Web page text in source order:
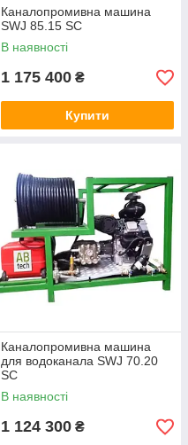
Каналопромивна машина
SWJ 85.15 SC
В наявності
1 175 400 ₴
Купити
Каналопромивна машина
для водоканала SWJ 70.20
SC
В наявності
1 124 300 ₴